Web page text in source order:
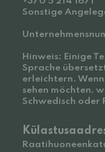
Sonstige
Hinweis: Einige
Sprache
erleichtern.
sehen möchten,
Schwedisch oder